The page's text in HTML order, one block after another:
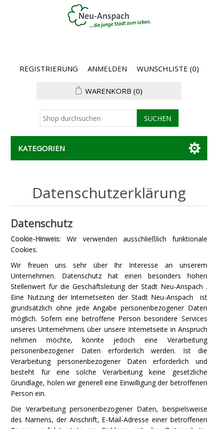
REGISTRIERUNG ANMELDEN WUNSCHLISTE (0)
WARENKORB (0)
KATEGORIEN
Datenschutzerklärung
Datenschutz
Cookie-Hinweis: Wir verwenden ausschließlich funktionale
Cookies.
Wir freuen uns sehr über Ihr Interesse an unserem
Unternehmen. Datenschutz hat einen besonders hohen
Stellenwert für die Geschäftsleitung der Stadt Neu-Anspach .
Eine Nutzung der Internetseiten der Stadt Neu-Anspach ist
grundsätzlich ohne jede Angabe personenbezogener Daten
möglich. Sofern eine betroffene Person besondere Services
unseres Unternehmens über unsere Internetseite in Anspruch
nehmen möchte, könnte jedoch eine Verarbeitung
personenbezogener Daten erforderlich werden. Ist die
Verarbeitung personenbezogener Daten erforderlich und
besteht für eine solche Verarbeitung keine gesetzliche
Grundlage, holen wir generell eine Einwilligung der betroffenen
Person ein.
Die Verarbeitung personenbezogener Daten, beispielsweise
des Namens, der Anschrift, E-Mail-Adresse einer betroffenen